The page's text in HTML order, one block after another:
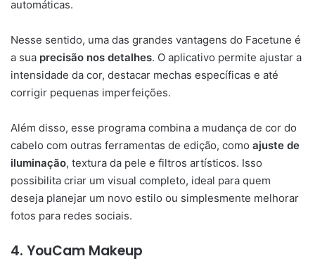
automáticas.
Nesse sentido, uma das grandes vantagens do Facetune é
a sua precisão nos detalhes. O aplicativo permite ajustar a
intensidade da cor, destacar mechas específicas e até
corrigir pequenas imperfeições.
Além disso, esse programa combina a mudança de cor do
cabelo com outras ferramentas de edição, como ajuste de
iluminação, textura da pele e filtros artísticos. Isso
possibilita criar um visual completo, ideal para quem
deseja planejar um novo estilo ou simplesmente melhorar
fotos para redes sociais.
4. YouCam Makeup